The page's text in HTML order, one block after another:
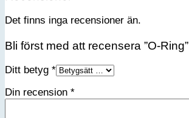
Det finns inga recensioner än.
Bli först med att recensera ”O-Ring”
Ditt betyg *
Din recension *